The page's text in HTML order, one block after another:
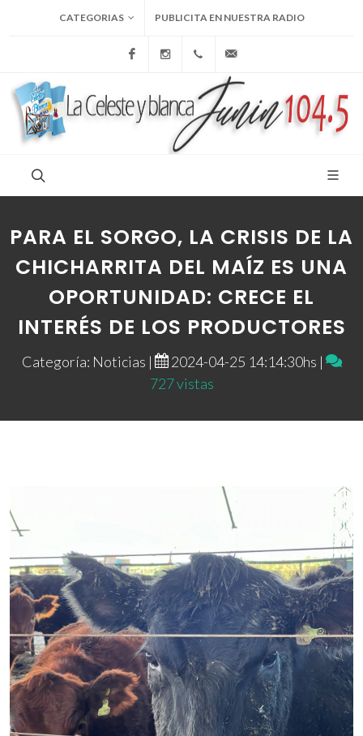
CATEGORIAS PUBLICITA EN NUESTRA RADIO
FacebookInstagram+54 9 236 465-4833
PARA EL SORGO, LA CRISIS DE LA
CHICHARRITA DEL MAÍZ ES UNA
OPORTUNIDAD: CRECE EL
INTERÉS DE LOS PRODUCTORES
Categoría: Noticias |
2024-04-25 14:14:30hs |
727 vistas